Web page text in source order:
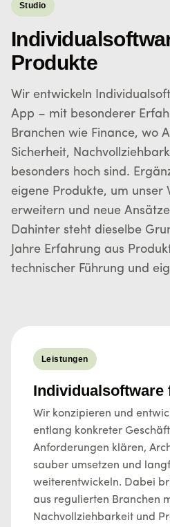
Studio
Produkte
Wir entwickeln
App – mit besonderer
Branchen wie Finance, wo
Sicherheit,
besonders hoch sind.
eigene Produkte, um unser
erweitern und neue
Dahinter steht dieselbe
Jahre Erfahrung aus
technischer Führung und
Leistungen
Individualsoftware
Wir konzipieren und
entlang konkreter
Anforderungen klären,
sauber umsetzen und
weiterentwickeln. Dabei
aus regulierten Branchen
Nachvollziehbarkeit und